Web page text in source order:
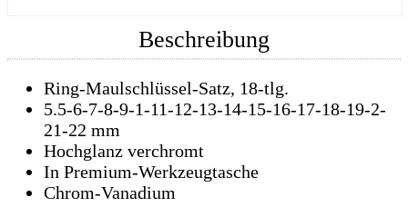
Beschreibung
Ring-Maulschlüssel-Satz, 18-tlg.
5.5-6-7-8-9-1-11-12-13-14-15-16-17-18-19-2-
21-22 mm
Hochglanz verchromt
In Premium-Werkzeugtasche
Chrom-Vanadium